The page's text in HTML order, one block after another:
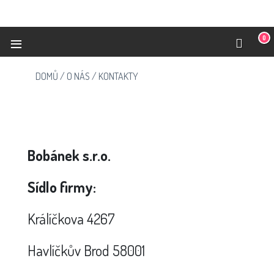
0
≡
DOMŮ / O NÁS / KONTAKTY
Bobánek s.r.o.
Sídlo firmy:
Králíčkova 4267
Havlíčkův Brod 58001